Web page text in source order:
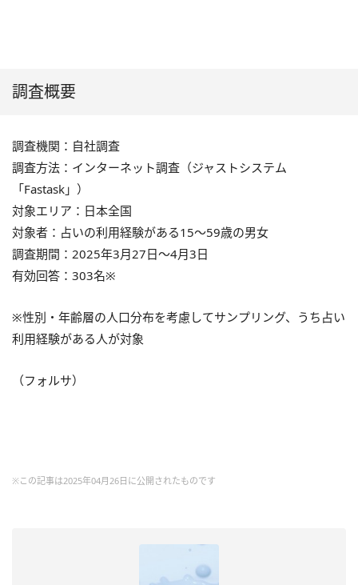
調査概要
調査機関：自社調査
調査方法：インターネット調査（ジャストシステム
「Fastask」）
対象エリア：日本全国
対象者：占いの利用経験がある15～59歳の男女
調査期間：2025年3月27日～4月3日
有効回答：303名※
※性別・年齢層の人口分布を考慮してサンプリング、うち占い
利用経験がある人が対象
（フォルサ）
※この記事は2025年04月26日に公開されたものです